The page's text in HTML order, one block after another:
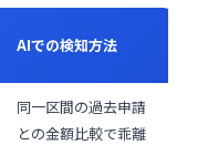
AIでの検知方法
同一区間の過去申請
との金額比較で乖離